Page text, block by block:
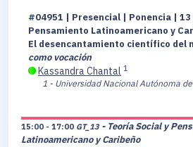
#04951 | Presencial | Ponencia | 13
Pensamiento Latinoamericano y
El desencantamiento científico del
como vocación
Kassandra Chantal 1
1 - Universidad Nacional Autónoma
15:00 - 17:00 GT_13 - Teoría Social y
Latinoamericano y Caribeño